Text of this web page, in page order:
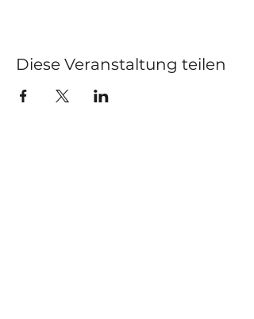
Diese Veranstaltung teilen